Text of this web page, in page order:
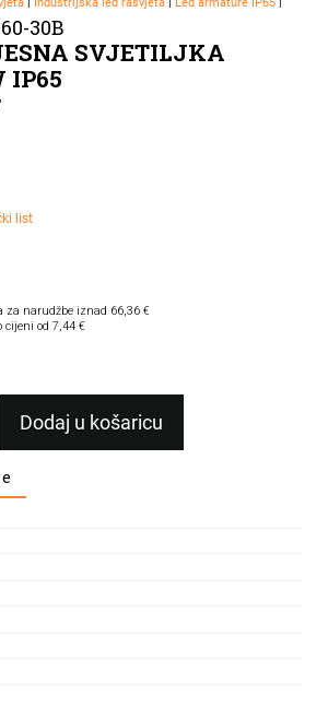
30B
SVJETILJKA
IP65
list
za narudžbe iznad 66,36 €
cijeni od 7,44 €
Dodaj u košaricu